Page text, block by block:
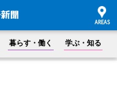
暮らす・働く 学ぶ・知る